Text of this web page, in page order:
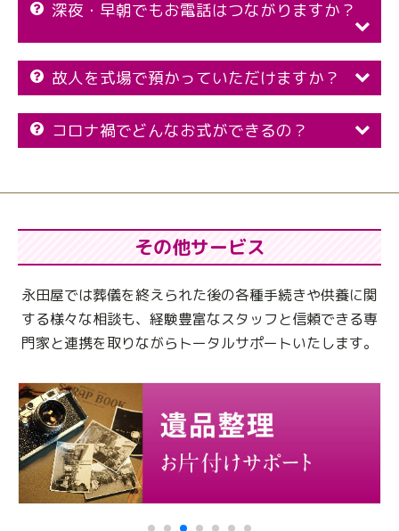
深夜・早朝でもお電話はつながりますか？
故人を式場で預かっていただけますか？
コロナ禍でどんなお式ができるの？
その他サービス
永田屋では葬儀を終えられた後の各種手続きや供養に関
する様々な相談も、 経験豊富なスタッフと信頼できる専
門家と連携を取りながらトータルサポートいたします。